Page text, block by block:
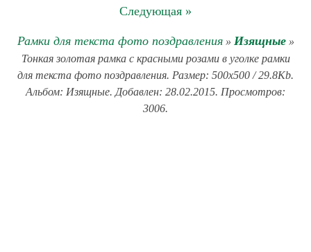
Следующая »
Рамки для текста фото поздравления» Изящные»
Тонкая золотая рамка с красными розами в уголке рамки
для текста фото поздравления. Размер: 500x500 / 29.8Kb.
Альбом: Изящные. Добавлен: 28.02.2015. Просмотров:
3006.